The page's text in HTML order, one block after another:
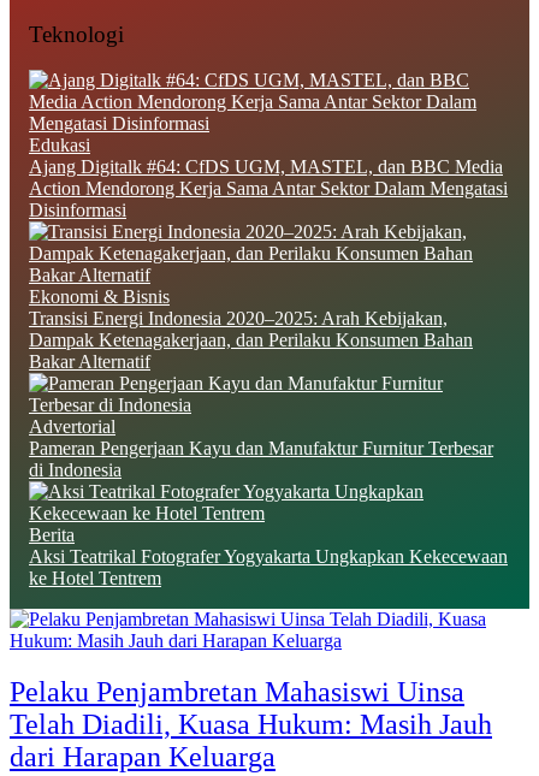
Teknologi
Edukasi
Ajang Digitalk #64: CfDS UGM, MASTEL, dan BBC Media
Action Mendorong Kerja Sama Antar Sektor Dalam Mengatasi
Disinformasi
Ekonomi & Bisnis
Transisi Energi Indonesia 2020–2025: Arah Kebijakan,
Dampak Ketenagakerjaan, dan Perilaku Konsumen Bahan
Bakar Alternatif
Advertorial
Pameran Pengerjaan Kayu dan Manufaktur Furnitur Terbesar
di Indonesia
Berita
Aksi Teatrikal Fotografer Yogyakarta Ungkapkan Kekecewaan
ke Hotel Tentrem
Pelaku Penjambretan Mahasiswi Uinsa
Telah Diadili, Kuasa Hukum: Masih Jauh
dari Harapan Keluarga